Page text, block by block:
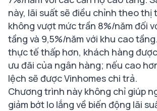
này, lãi suất sẽ điều chỉnh theo thị
không vượt mức trần 8%/năm đối
tầng và 9,5%/năm với khu cao
thực tế thấp hơn, khách hàng
ưu đãi của ngân hàng; nếu cao
lệch sẽ được Vinhomes chi trả.
Chương trình này không chỉ giúp
giảm bớt lo lắng về biến động lãi